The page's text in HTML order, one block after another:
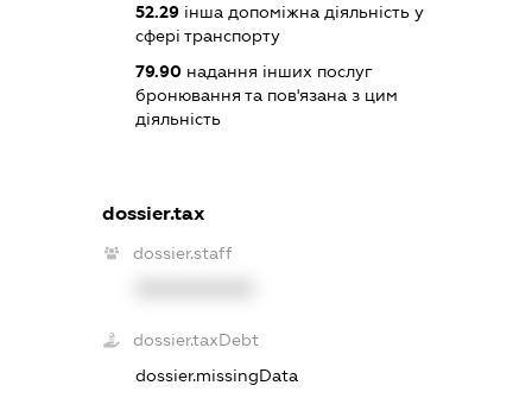
52.29інша допоміжна діяльність у
сфері транспорту
79.90надання інших послуг
бронювання та пов'язана з цим
діяльність
dossier.tax
dossier.staff
dossier.taxDebt
dossier.missingData